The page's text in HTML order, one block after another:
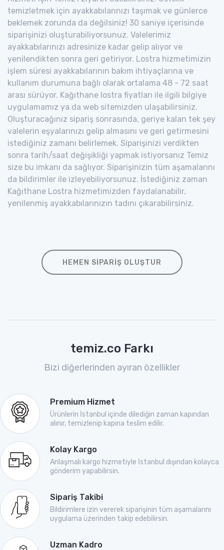
temizletmek için ayakkabılarınızı taşımak ve günlerce
beklemek zorunda da değilsiniz! 30 saniye içerisinde
siparişinizi oluşturabiliyorsunuz. Valelerimiz
ayakkabılarınızı adresinize kadar gelip alıyor ve
yenilendikten sonra geri getiriyor. Lostra hizmetimizin
işlem süresi ayakkabılarının bakım ihtiyaçlarına ve
kullanım durumuna bağlı olarak ortalama 48 - 72 saat
arası sürüyor. Kağıthane lostra fiyatları ile ilgili bilgiye
uygulamamız ya da web sitemizden ulaşabilirsiniz.
Oluşturacağınız sipariş sonrasında, geriye kalan tek şey
valelerin eşyalarınızı gelip almasını ve geri getirmesini
istediğiniz zamanı belirlemek. Siparişinizi verdikten
sonra tarih/saat değişikliği yapmak istiyorsanız Temiz
size bu imkanı da sağlıyor. Siparişinizin tüm aşamalarını
da bildirimler ile izleyebiliyorsunuz. İstediğiniz zaman
Kağıthane Lostra hizmetimizden faydalanabilir,
yenilenmiş ayakkabılarınızın tadını çıkarabilirsiniz.
HEMEN SIPARIŞ OLUŞTUR
temiz.co Farkı
Bizi diğerlerinden ayıran özellikler
Premium Hizmet
Ürünlerin İstanbul içinde dilediğin zaman kapından
alınır, temizlenip kapına teslim edilir.
Kolay Kargo
Anlaşmalı kargo hizmetiyle İstanbul dışından kolayca
gönderim yapabilirsin.
Sipariş Takibi
Bildirimlere izin vererek siparişinin tüm aşamalarını
uygulama üzerinden takip edebilirsin.
Uzman Kadro